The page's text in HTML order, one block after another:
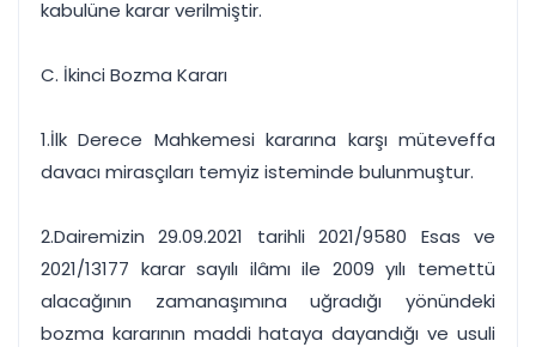
kabulüne karar verilmiştir.
C. İkinci Bozma Kararı
1.İlk Derece Mahkemesi kararına karşı müteveffa
davacı mirasçıları temyiz isteminde bulunmuştur.
2.Dairemizin 29.09.2021 tarihli 2021/9580 Esas ve
2021/13177 karar sayılı ilâmı ile 2009 yılı temettü
alacağının zamanaşımına uğradığı yönündeki
bozma kararının maddi hataya dayandığı ve usuli